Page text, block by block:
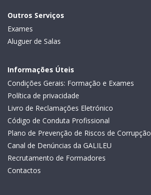
Outros Serviços
Exames
Aluguer de Salas
Informações Úteis
Condições Gerais: Formação e Exames
Política de privacidade
Livro de Reclamações Eletrónico
Código de Conduta Profissional
Plano de Prevenção de Riscos de Corrupção
Canal de Denúncias da GALILEU
Recrutamento de Formadores
Contactos